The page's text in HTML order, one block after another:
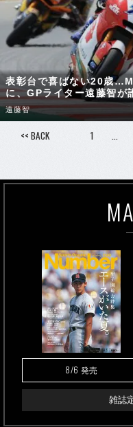
表彰台で喜ばない20歳
に、GPライター遠藤智が
遠藤智
<< BACK 1
8/6 発売
雑誌